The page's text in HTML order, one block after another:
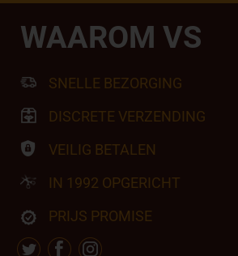
WAAROM VS
SNELLE BEZORGING
DISCRETE VERZENDING
VEILIG BETALEN
IN 1992 OPGERICHT
PRIJS PROMISE